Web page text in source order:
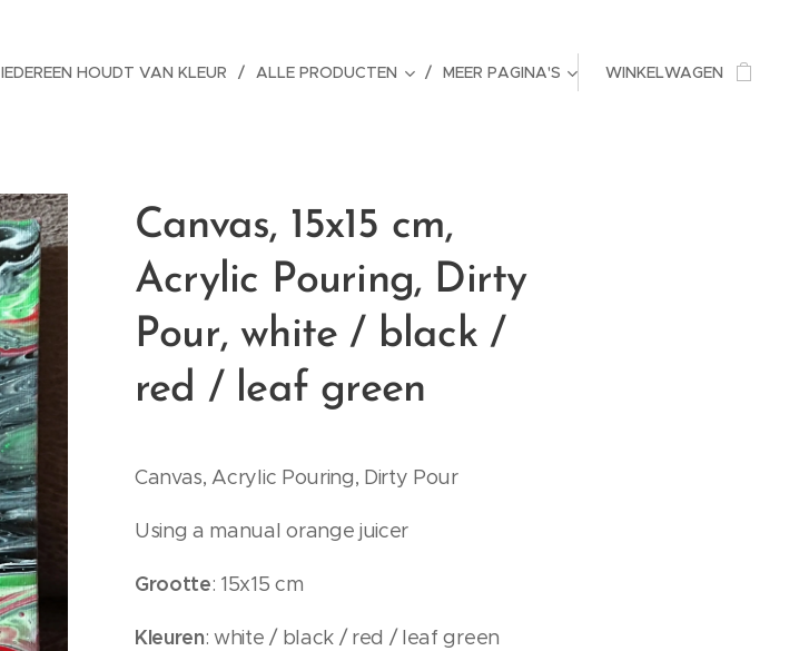
IEDEREEN HOUDT VAN KLEUR ALLE PRODUCTEN MEER PAGINA'S WINKELWAGEN
Canvas, 15x15 cm,
Acrylic Pouring, Dirty
Pour, white / black /
red / leaf green
Canvas, Acrylic Pouring, Dirty Pour
Using a manual orange juicer
Grootte: 15x15 cm
Kleuren: white / black / red / leaf green